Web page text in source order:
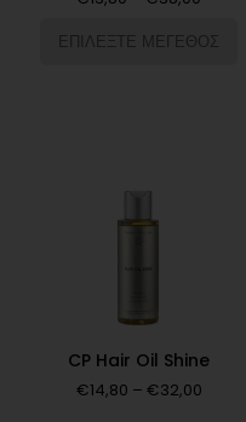
ΕΠΙΛΕΞΤΕ ΜΕΓΕΘΟΣ
CP Hair Oil Shine
€14,80 – €32,00